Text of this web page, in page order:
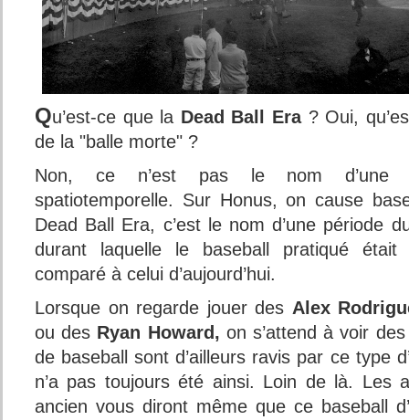
Qu’est-ce que la Dead Ball Era? Oui,
de la "balle morte" ?
Non, ce n’est pas le nom d’une
spatiotemporelle. Sur Honus, on cause
Dead Ball Era, c’est le nom d’une période
durant laquelle le baseball pratiqué était
comparé à celui d’aujourd’hui.
Lorsque on regarde jouer des Alex
ou des Ryan Howard, on s’attend à voir
de baseball sont d’ailleurs ravis par ce type
n’a pas toujours été ainsi. Loin de là. Les
ancien vous diront même que ce baseball